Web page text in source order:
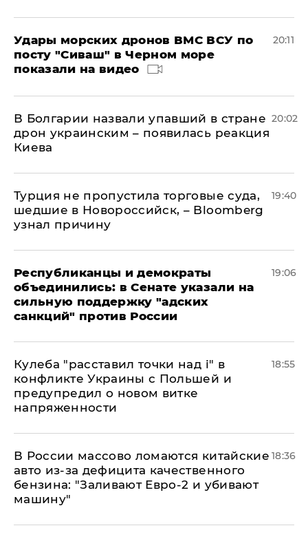
Удары морских дронов ВМС ВСУ по
посту "Сиваш" в Черном море
показали на видео
20:11
В Болгарии назвали упавший в стране
дрон украинским – появилась реакция
Киева
20:02
Турция не пропустила торговые суда,
шедшие в Новороссийск, – Bloomberg
узнал причину
19:40
Республиканцы и демократы
объединились: в Сенате указали на
сильную поддержку "адских
санкций" против России
19:06
Кулеба "расставил точки над і" в
конфликте Украины с Польшей и
предупредил о новом витке
напряженности
18:55
В России массово ломаются китайские
авто из-за дефицита качественного
бензина: "Заливают Евро-2 и убивают
машину"
18:36